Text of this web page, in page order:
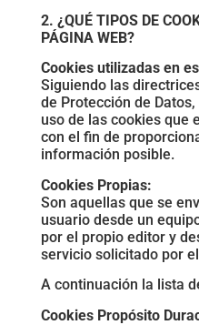
2. ¿QUÉ TIPOS DE
PÁGINA WEB?
Cookies utilizadas en
Siguiendo las
de Protección de
uso de las cookies que
con el fin de
información posible.
Cookies Propias:
Son aquellas que se
usuario desde un
por el propio editor y
servicio solicitado por
A continuación la lista
Cookies Propósito